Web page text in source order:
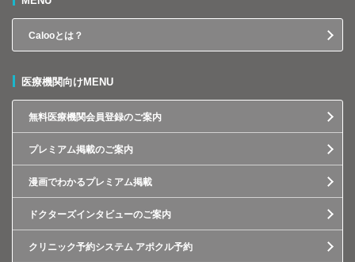
Calooとは？
医療機関向けMENU
無料医療機関会員登録のご案内
プレミアム掲載のご案内
漫画でわかるプレミアム掲載
ドクターズインタビューのご案内
クリニック予約システム アポクル予約